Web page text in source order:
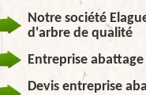
Notre société
d'arbre de qualité
Entreprise
Devis entreprise